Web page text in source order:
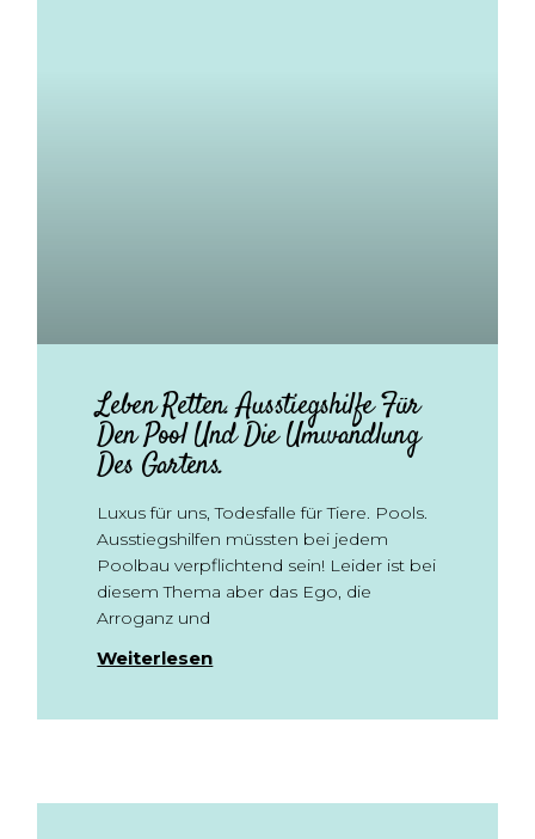
Leben Retten. Ausstiegshilfe Für
Den Pool Und Die Umwandlung
Des Gartens.
Luxus für uns, Todesfalle für Tiere. Pools.
Ausstiegshilfen müssten bei jedem
Poolbau verpflichtend sein! Leider ist bei
diesem Thema aber das Ego, die
Arroganz und
Weiterlesen